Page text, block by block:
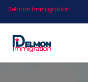
Delmon Immigration